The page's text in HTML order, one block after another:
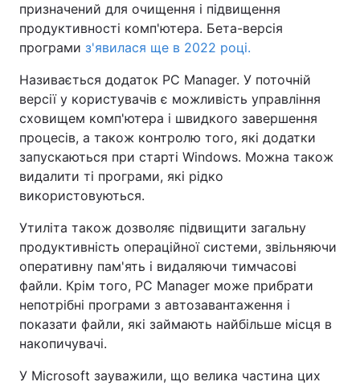
призначений для очищення і підвищення
продуктивності комп'ютера. Бета-версія
програми з'явилася ще в 2022 році.
Називається додаток PC Manager. У поточній
версії у користувачів є можливість управління
сховищем комп'ютера і швидкого завершення
процесів, а також контролю того, які додатки
запускаються при старті Windows. Можна також
видалити ті програми, які рідко
використовуються.
Утиліта також дозволяє підвищити загальну
продуктивність операційної системи, звільняючи
оперативну пам'ять і видаляючи тимчасові
файли. Крім того, PC Manager може прибрати
непотрібні програми з автозавантаження і
показати файли, які займають найбільше місця в
накопичувачі.
У Microsoft зауважили, що велика частина цих